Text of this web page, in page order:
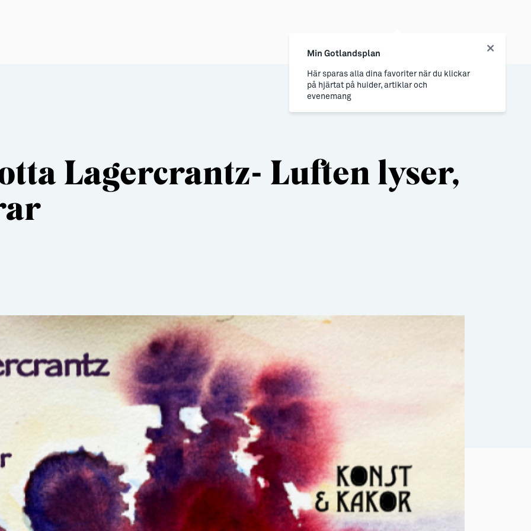
Lagercrantz- Luften lyser,
Min Gotlandsplan
Här sparas alla dina favoriter när du klickar
på hjärtat på huider, artiklar och
evenemang